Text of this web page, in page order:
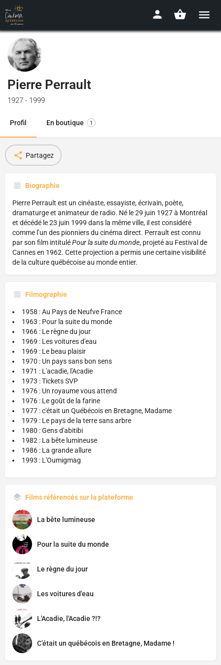
Pierre Perrault
1927 - 1999
Profil En boutique 1
Partagez
Biographie
Pierre Perrault est un cinéaste, essayiste, écrivain, poète,
dramaturge et animateur de radio. Né le 29 juin 1927 à Montréal
et décédé le 23 juin 1999 dans la même ville, il est considéré
comme l’un des pionniers du cinéma direct. Perrault est connu
par son film intituléPour la suite du monde, projeté au Festival de
Cannes en 1962. Cette projection a permis une certaine visibilité
de la culture québécoise au monde entier.
Filmographie
1958 : Au Pays de Neufve France
1963 : Pour la suite du monde
1966 : Le règne du jour
1969 : Les voitures d'eau
1969 : Le beau plaisir
1970 : Un pays sans bon sens
1971 : L'acadie, l'Acadie
1973 : Tickets SVP
1976 : Un royaume vous attend
1976 : Le goût de la farine
1977 : c'était un Québécois en Bretagne, Madame
1979 : Le pays de la terre sans arbre
1980 : Gens d'abitibi
1982 : La bête lumineuse
1986 : La grande allure
1993 : L'Oumigmag
Films référencés sur la plateforme
La bête lumineuse
Pour la suite du monde
Le règne du jour
Les voitures d'eau
L'Acadie, l'Acadie ?!?
C’était un québécois en Bretagne, Madame !